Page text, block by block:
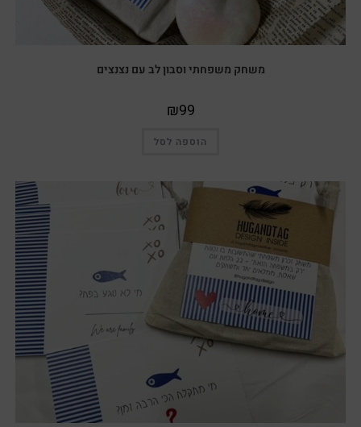
משחק משפחתי וסבון לב עם נצנצים
₪99
הוספה לסל